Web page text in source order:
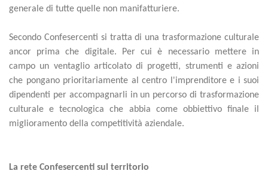
generale di tutte quelle non manifatturiere.
Secondo Confesercenti si tratta di una trasformazione culturale
ancor prima che digitale. Per cui è necessario mettere in
campo un ventaglio articolato di progetti, strumenti e azioni
che pongano prioritariamente al centro l'imprenditore e i suoi
dipendenti per accompagnarli in un percorso di trasformazione
culturale e tecnologica che abbia come obbiettivo finale il
miglioramento della competitività aziendale.
La rete Confesercenti sul territorio